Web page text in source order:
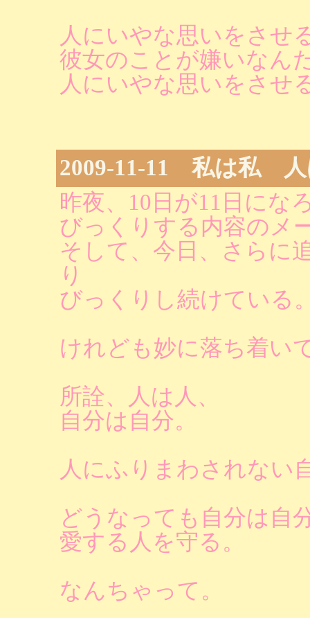
人にいやな思いをさせ
彼女のことが嫌いなん
人にいやな思いをさせ
2009-11-11 私は私 人
昨夜、10日が11日にな
びっくりする内容のメ
そして、今日、さらに
り
びっくりし続けている
けれども妙に落ち着い
所詮、人は人、
自分は自分。
人にふりまわされない
どうなっても自分は自
愛する人を守る。
なんちゃって。